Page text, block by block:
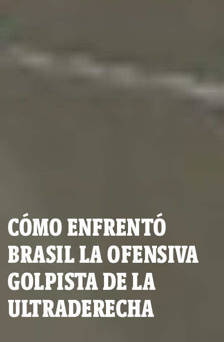
CÓMO ENFRENTÓ
BRASIL LA OFENSIVA
GOLPISTA DE LA
ULTRADERECHA